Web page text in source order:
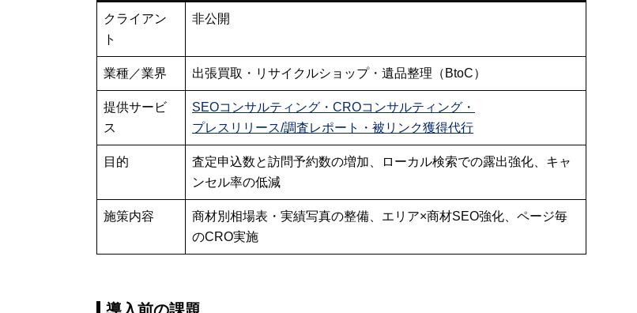
クライアン
ト
非公開
業種／業界 出張買取・リサイクルショップ・遺品整理（BtoC）
提供サービ
ス
SEOコンサルティング ・ CROコンサルティング ・
プレスリリース/調査レポート
・ 被リンク獲得代行
目的
査定申込数と訪問予約数の増加、ローカル検索での露出強化、キャ
ンセル率の低減
施策内容
商材別相場表・実績写真の整備、エリア×商材SEO強化、ページ毎
のCRO実施